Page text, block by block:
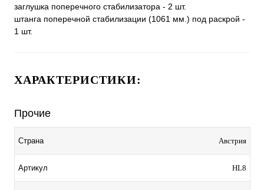
заглушка поперечного стабилизатора - 2 шт.
штанга поперечной стабилизации (1061 мм.) под раскрой -
1 шт.
ХАРАКТЕРИСТИКИ:
Прочие
Страна Австрия
Артикул HL8